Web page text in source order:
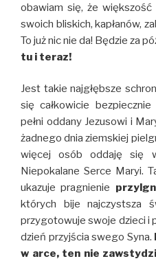
obawiam się, że większość
swoich bliskich, kapłanów,
To już nic nie da! Będzie za
tu i teraz!
Jest takie najgłębsze
się całkowicie
pełni oddany Jezusowi i
żadnego dnia ziemskiej
więcej osób oddaję się
Niepokalane Serce Maryi.
ukazuje pragnienie
których bije najczystsza
przygotowuje swoje dzieci i
dzień przyjścia swego Syna.
w arce, ten nie